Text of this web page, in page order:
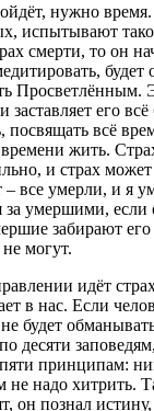
нужно
испытывают
смерти, то он
Просветлённым.
заставляет его
посвящать всё
жить.
и страх может
все умерли, и я
за умершими, если
забирают
могут.
идёт
в нас. Если
будет
десяти
принципам:
надо хитрить.
он познал